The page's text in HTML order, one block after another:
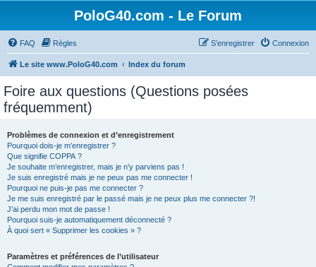
PoloG40.com - Le Forum
FAQ Règles Connexion
S’enregistrer
Le site www.PoloG40.com Index du forum
Foire aux questions (Questions posées
fréquemment)
Problèmes de connexion et d’enregistrement
Pourquoi dois-je m’enregistrer ?
Que signifie COPPA ?
Je souhaite m’enregistrer, mais je n’y parviens pas !
Je suis enregistré mais je ne peux pas me connecter !
Pourquoi ne puis-je pas me connecter ?
Je me suis enregistré par le passé mais je ne peux plus me connecter ?!
J’ai perdu mon mot de passe !
Pourquoi suis-je automatiquement déconnecté ?
À quoi sert « Supprimer les cookies » ?
Paramètres et préférences de l’utilisateur